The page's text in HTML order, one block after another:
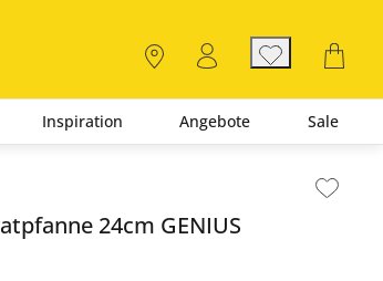
Inspiration Angebote Sale
überspringen - Zum Seitenende
24cm GENIUS